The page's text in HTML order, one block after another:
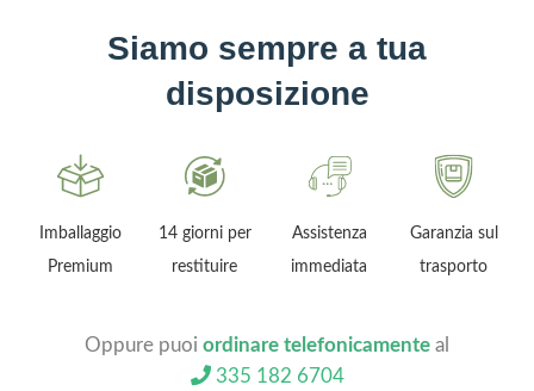
Siamo sempre a tua
disposizione
Imballaggio
Premium
14 giorni per
restituire
Assistenza
immediata
Garanzia sul
trasporto
Oppure puoi ordinare telefonicamente al
335 182 6704